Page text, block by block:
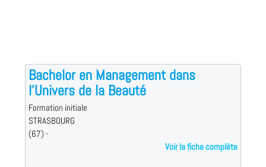
Bachelor en Management dans
l'Univers de la Beauté
Formation initiale
STRASBOURG
(67) -
Voir la fiche complète